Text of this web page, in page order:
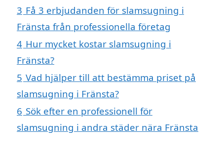
3 Få 3 erbjudanden för slamsugning i
Fränsta från professionella företag
4 Hur mycket kostar slamsugning i
Fränsta?
5 Vad hjälper till att bestämma priset på
slamsugning i Fränsta?
6 Sök efter en professionell för
slamsugning i andra städer nära Fränsta